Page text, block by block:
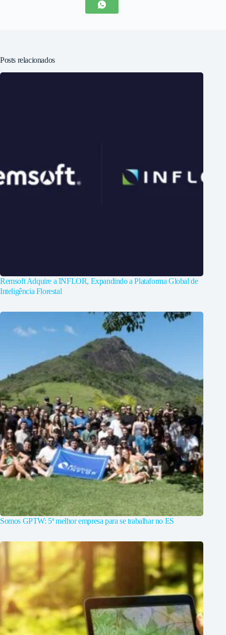
Posts relacionados
Remsoft Adquire a INFLOR, Expandindo a Plataforma Global de
Inteligência Florestal
Somos GPTW: 5ª melhor empresa para se trabalhar no ES